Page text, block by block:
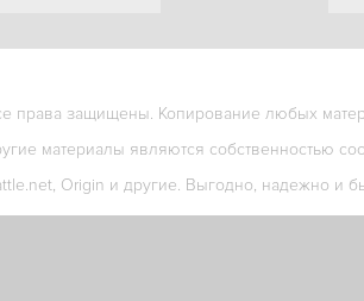
права защищены. Копирование любых
материалы являются собственностью
Origin и другие. Выгодно, надежно и